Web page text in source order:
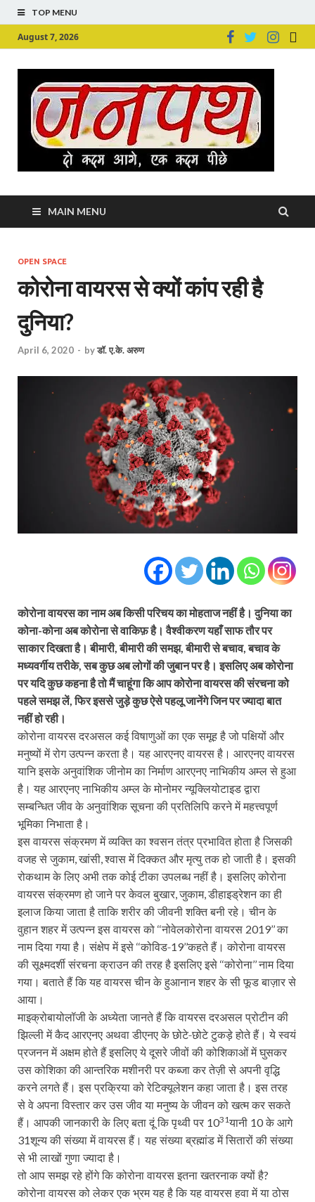
TOP MENU
August 7, 2026
MAIN MENU
OPEN SPACE
कोरोना वायरस से क्यों कांप रही है
दुनिया?
April 6, 2020 - byडॉ. ए.के. अरुण
कोरोना वायरस का नाम अब किसी परिचय का मोहताज नहीं है। दुनिया का
कोना-कोना अब कोरोना से वाकिफ़ है। वैश्वीकरण यहाँ साफ तौर पर
साकार दिखता है। बीमारी, बीमारी की समझ, बीमारी से बचाव, बचाव के
मध्यवर्गीय तरीके, सब कुछ अब लोगों की जुबान पर है। इसलिए अब कोरोना
पर यदि कुछ कहना है तो मैं चाहूंगा कि आप कोरोना वायरस की संरचना को
पहले समझ लें, फिर इससे जुड़े कुछ ऐसे पहलू जानेंगे जिन पर ज्यादा बात
नहीं हो रही।
कोरोना वायरस दरअसल कई विषाणुओं का एक समूह है जो पक्षियों और
मनुष्यों में रोग उत्पन्न करता है। यह आरएनए वायरस है। आरएनए वायरस
यानि इसके अनुवांशिक जीनोम का निर्माण आरएनए नाभिकीय अम्ल से हुआ
है। यह आरएनए नाभिकीय अम्ल के मोनोमर न्यूक्लियोटाइड द्वारा
सम्बन्धित जीव के अनुवांशिक सूचना की प्रतिलिपि करने में महत्त्वपूर्ण
भूमिका निभाता है।
इस वायरस संक्रमण में व्यक्ति का श्वसन तंत्र प्रभावित होता है जिसकी
वजह से जुकाम,खांसी,श्वास में दिक्कत और मृत्यु तक हो जाती है। इसकी
रोकथाम के लिए अभी तक कोई टीका उपलब्ध नहीं है। इसलिए कोरोना
वायरस संक्रमण हो जाने पर केवल बुखार,जुकाम,डीहाइड्रेशन का ही
इलाज किया जाता है ताकि शरीर की जीवनी शक्ति बनी रहे। चीन के
वुहान शहर में उत्पन्न इस वायरस को ‘‘नोवेलकोरोना वायरस 2019’’का
नाम दिया गया है। संक्षेप में इसे ‘‘कोविड-19’’कहते हैं। कोरोना वायरस
की सूक्ष्मदर्शी संरचना क्राउन की तरह है इसलिए इसे ‘‘कोरोना’’नाम दिया
गया। बताते हैं कि यह वायरस चीन के हुआनान शहर के सी फूड बाज़ार से
आया।
माइक्रोबायोलॉजी के अध्येता जानते हैं कि वायरस दरअसल प्रोटीन की
झिल्ली में कैद आरएनए अथवा डीएनए के छोटे-छोटे टुकड़े होते हैं। ये स्वयं
प्रजनन में अक्षम होते हैं इसलिए ये दूसरे जीवों की कोशिकाओं में घुसकर
उस कोशिका की आन्तरिक मशीनरी पर कब्जा कर तेज़ी से अपनी वृद्धि
करने लगते हैं। इस प्रक्रिया को रेटिक्यूलेशन कहा जाता है। इस तरह
से वे अपना विस्तार कर उस जीव या मनुष्य के जीवन को खत्म कर सकते
हैं। आपकी जानकारी के लिए बता दूं कि पृथ्वी पर 1031यानी 10के आगे
31शून्य की संख्या में वायरस हैं। यह संख्या ब्रह्मांड में सितारों की संख्या
से भी लाखों गुणा ज्यादा है।
तो आप समझ रहे होंगे कि कोरोना वायरस इतना खतरनाक क्यों है?
कोरोना वायरस को लेकर एक भ्रम यह है कि यह वायरस हवा में या ठोस